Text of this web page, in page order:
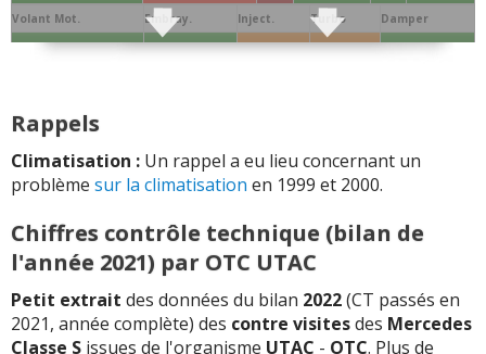
-Nombreux problèmes électroniques, mécanique,
qualité plastiques et cuir médiocre, trains avants
-Airmatic; Catalyseur; pas de problème mécanique le
moteur de la 320 CDI il est excellent pratiquement
indestructible.(+)
-Instabilité ralenti.(+)
- BVA HS à 185000 kms, réseau de freins à 173000 kms.
Près de 9 000  de frais sur un an. IMPRESSION D4AVOIR
ACHETER UNE LADA !!!Inadmissiible pour ...Lire la suite
Volant Mot. Embray. Inject. Turbo Damper
0 0 1 1 0
0
Démar. Echang. / refroid. Ppe à Eau Ppe à huile
0 0 0 0 3
0 0 0 0 0 0
Vos témoignages :
-De gros problèmes électroniques. Année 2002,
Rappels
Climatisation : Un rappel a eu lieu concernant un
problème sur la climatisation en 1999 et 2000.
Chiffres contrôle technique (bilan de
l'année 2021) par OTC UTAC
Petit extrait des données du bilan 2022(CT passés en
2021, année complète) des contre visitesdes Mercedes
Classe S issues de l'organisme UTAC - OTC. Plus de